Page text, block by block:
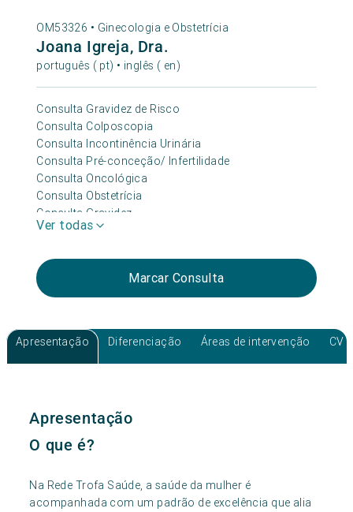
OM53326 • Ginecologia e Obstetrícia
Joana Igreja, Dra.
português ( pt) • inglês ( en)
Consulta Gravidez de Risco
Consulta Colposcopia
Consulta Incontinência Urinária
Consulta Pré-conceção/ Infertilidade
Consulta Oncológica
Consulta Obstetrícia
Consulta Gravidez
Consulta Planeamento Familiar
Consulta Menopausa
Ver todas
Marcar Consulta
Apresentação Diferenciação Áreas de intervenção CV
Apresentação
O que é?
Na Rede Trofa Saúde, a saúde da mulher é
acompanhada com um padrão de excelência que alia